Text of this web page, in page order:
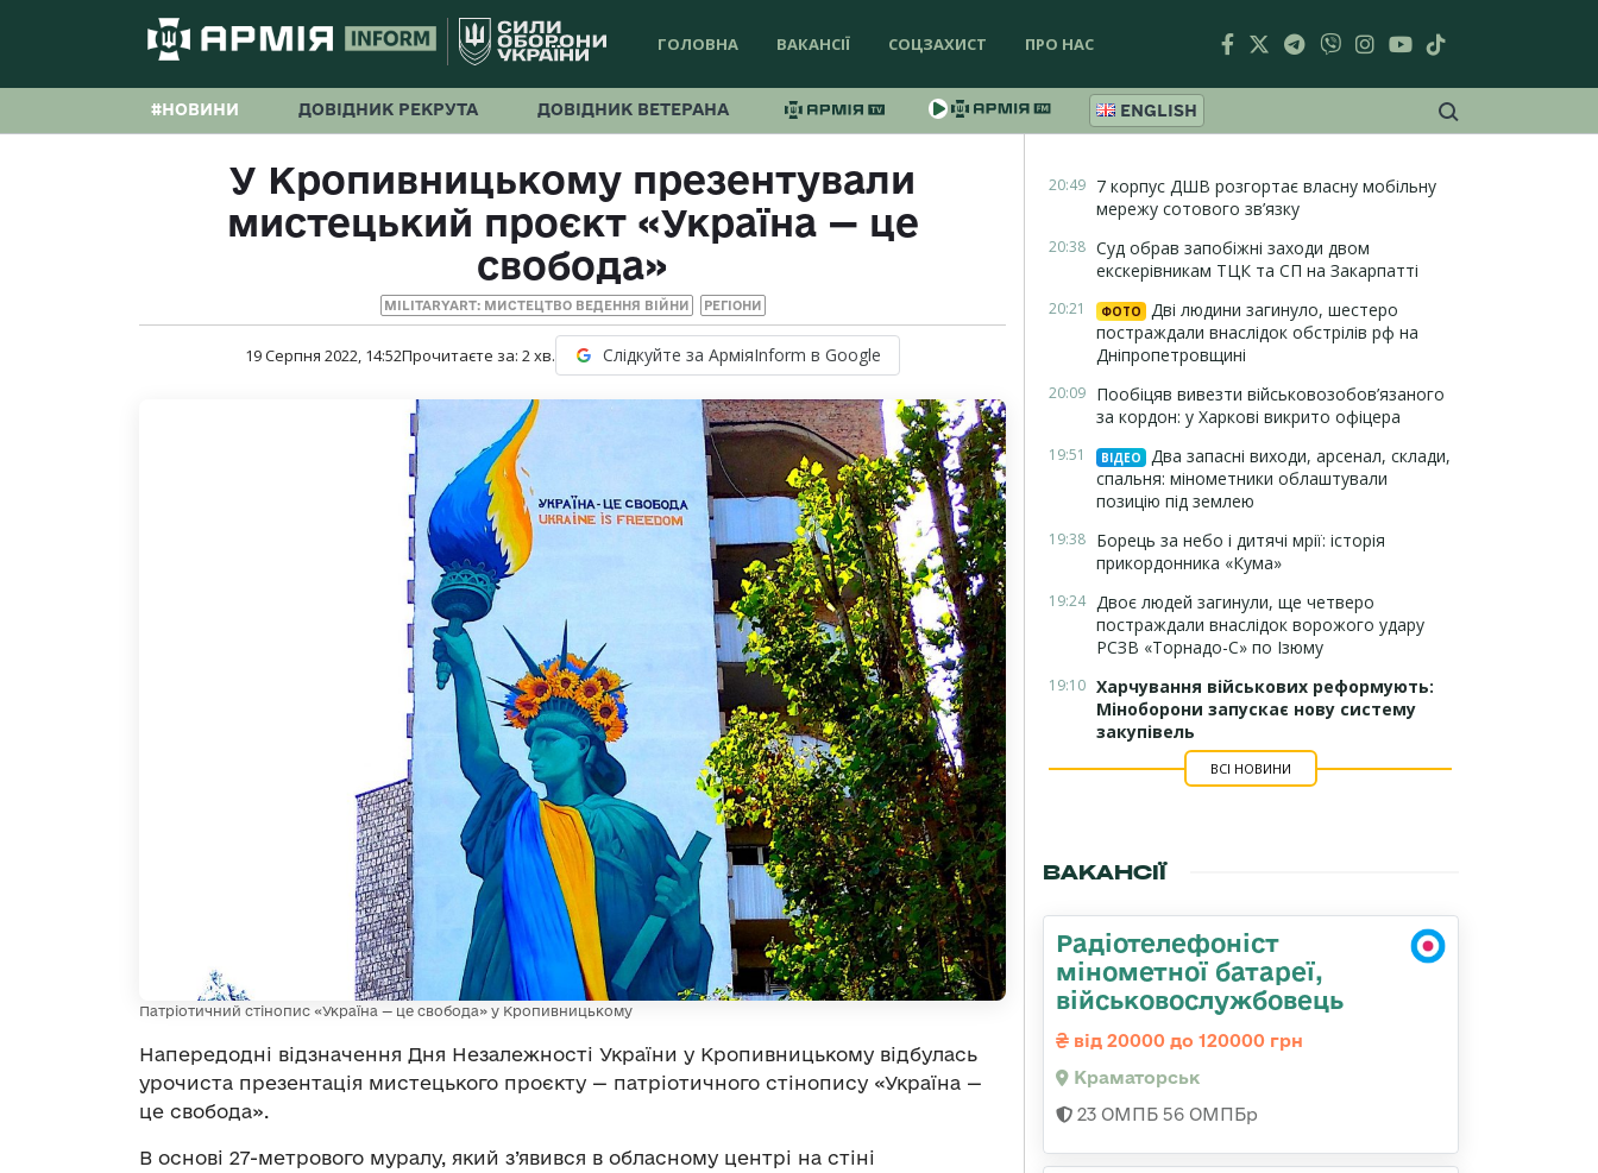
ГОЛОВНА ВАКАНСІЇ СОЦЗАХИСТ ПРО НАС
#НОВИНИ ДОВІДНИК РЕКРУТА ДОВІДНИК ВЕТЕРАНА ENGLISH
У Кропивницькому презентували
мистецький проєкт «Україна — це
свобода»
MILITARYART: МИСТЕЦТВО ВЕДЕННЯ ВІЙНИ РЕГІОНИ
19 Серпня 2022, 14:52Прочитаєте за: 2хв. Слідкуйте за АрміяInform в Google
Патріотичний стінопис «Україна — це свобода» у Кропивницькому
Напередодні відзначення Дня Незалежності України у Кропивницькому відбулась
урочиста презентація мистецького проєкту — патріотичного стінопису «Україна —
це свобода»
В основі 27-метрового муралу, який з’явився в обласному центрі на стіні
20:49 7 корпус ДШВ розгортає власну мобільну
мережу сотового зв’язку
20:38 Суд обрав запобіжні заходи двом
екскерівникам ТЦК та СП на Закарпатті
20:21 ФОТО
Дві людини загинуло, шестеро
постраждали внаслідок обстрілів рф на
Дніпропетровщині
20:09 Пообіцяв вивезти військовозобов’язаного
за кордон: у Харкові викрито офіцера
19:51 ВІДЕО
Два запасні виходи, арсенал, склади,
спальня: мінометники облаштували
позицію під землею
19:38 Борець за небо і дитячі мрії: історія
прикордонника «Кума»
19:24 Двоє людей загинули, ще четверо
постраждали внаслідок ворожого удару
РСЗВ «Торнадо-С» по Ізюму
19:10 Харчування військових реформують:
Міноборони запускає нову систему
закупівель
ВСІ НОВИНИ
ВАКАНСІЇ
Радіотелефоніст
мінометної батареї,
військовослужбовець
від 20000 до 120000 грн
Краматорськ
23 ОМПБ 56 ОМПБр